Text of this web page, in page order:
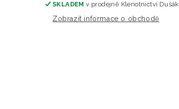
SKLADEM v prodejně Klenotnictví Dušák
Zobrazit informace o obchodě